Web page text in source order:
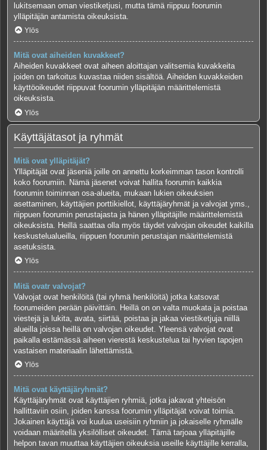
lukitsemaan oman viestiketjusi, mutta tämä riippuu foorumin
ylläpitäjän antamista oikeuksista.
Ylös
Mitä ovat aiheiden kuvakkeet?
Aiheiden kuvakkeet ovat aiheen aloittajan valitsemia kuvakkeita
joiden on tarkoitus kuvastaa niiden sisältöä. Aiheiden kuvakkeiden
käyttöoikeudet riippuvat foorumin ylläpitäjän määrittelemistä
oikeuksista.
Ylös
Käyttäjätasot ja ryhmät
Mitä ovat ylläpitäjät?
Ylläpitäjät ovat jäseniä joille on annettu korkeimman tason kontrolli
koko foorumiin. Nämä jäsenet voivat hallita foorumin kaikkia
foorumin toiminnan osa-alueita, mukaan lukien oikeuksien
asettaminen, käyttäjien porttikiellot, käyttäjäryhmät ja valvojat yms.,
riippuen foorumin perustajasta ja hänen ylläpitäjille määrittelemistä
oikeuksista. Heillä saattaa olla myös täydet valvojan oikeudet kaikilla
keskustelualueilla, riippuen foorumin perustajan määrittelemistä
asetuksista.
Ylös
Mitä ovatr valvojat?
Valvojat ovat henkilöitä (tai ryhmä henkilöitä) jotka katsovat
foorumeiden perään päivittäin. Heillä on on valta muokata ja poistaa
viestejä ja lukita, avata, siirtää, poistaa ja jakaa viestiketjuja niillä
alueilla joissa heillä on valvojan oikeudet. Yleensä valvojat ovat
paikalla estämässä aiheen vierestä keskustelua tai hyvien tapojen
vastaisen materiaalin lähettämistä.
Ylös
Mitä ovat käyttäjäryhmät?
Käyttäjäryhmät ovat käyttäjien ryhmiä, jotka jakavat yhteisön
hallittaviin osiin, joiden kanssa foorumin ylläpitäjät voivat toimia.
Jokainen käyttäjä voi kuulua useisiin ryhmiin ja jokaiselle ryhmälle
voidaan määritellä yksilölliset oikeudet. Tämä tarjoaa ylläpitäjille
helpon tavan muuttaa käyttäjien oikeuksia useille käyttäjille kerralla,